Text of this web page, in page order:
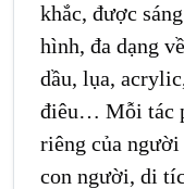
khắc, được
hình, đa dạng
dầu, lụa,
điêu… Mỗi tác
riêng của người
con người, di